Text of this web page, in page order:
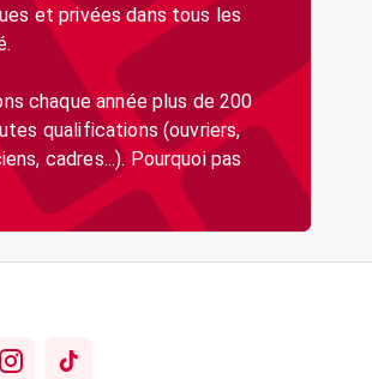
et privées dans tous les
chaque année plus de 200
qualifications (ouvriers,
cadres...). Pourquoi pas